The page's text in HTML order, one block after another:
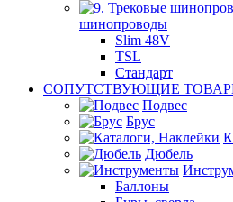
шинопроводы
Slim 48V
TSL
Стандарт
СОПУТСТВУЮЩИЕ
Подвес
Брус
Дюбель
Баллоны